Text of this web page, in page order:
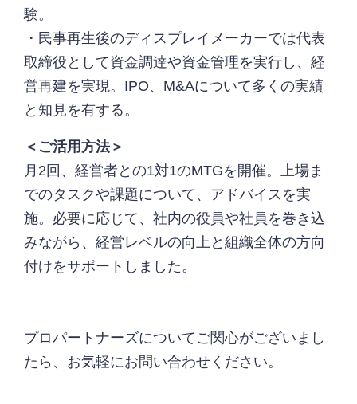
験。
・民事再生後のディスプレイメーカーでは代表
取締役として資金調達や資金管理を実行し、経
営再建を実現。IPO、M&Aについて多くの実績
と知見を有する。
＜ご活用方法＞
月2回、経営者との1対1のMTGを開催。上場ま
でのタスクや課題について、アドバイスを実
施。必要に応じて、社内の役員や社員を巻き込
みながら、経営レベルの向上と組織全体の方向
付けをサポートしました。
プロパートナーズについてご関心がございまし
たら、お気軽にお問い合わせください。